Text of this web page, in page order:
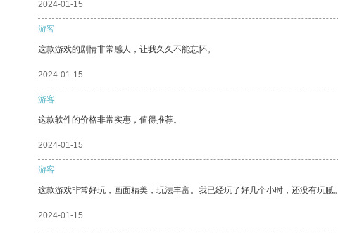
2024-01-15
游客
这款游戏的剧情非常感人，让我久久不能忘怀。
2024-01-15
游客
这款软件的价格非常实惠，值得推荐。
2024-01-15
游客
这款游戏非常好玩，画面精美，玩法丰富。我已经玩了好几个小时，还没有玩腻。
2024-01-15